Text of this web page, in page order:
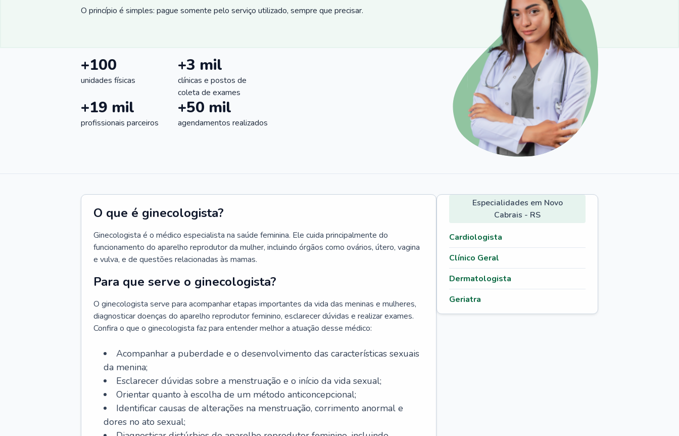
O princípio é simples: pague somente pelo serviço utilizado, sempre que precisar.
+100
unidades físicas
+3 mil
clínicas e postos de
coleta de exames
+19 mil
profissionais parceiros
+50 mil
agendamentos realizados
O que é ginecologista?
Ginecologista é o médico especialista na saúde feminina. Ele cuida principalmente do
funcionamento do aparelho reprodutor da mulher, incluindo órgãos como ovários, útero, vagina
e vulva, e de questões relacionadas às mamas.
Para que serve o ginecologista?
O ginecologista serve para acompanhar etapas importantes da vida das meninas e mulheres,
diagnosticar doenças do aparelho reprodutor feminino, esclarecer dúvidas e realizar exames.
Confira o que o ginecologista faz para entender melhor a atuação desse médico:
Acompanhar a puberdade e o desenvolvimento das características sexuais
da menina;
Esclarecer dúvidas sobre a menstruação e o início da vida sexual;
Orientar quanto à escolha de um método anticoncepcional;
Identificar causas de alterações na menstruação, corrimento anormal e
dores no ato sexual;
Especialidades em Novo
Cabrais - RS
Cardiologista
Clínico Geral
Dermatologista
Geriatra